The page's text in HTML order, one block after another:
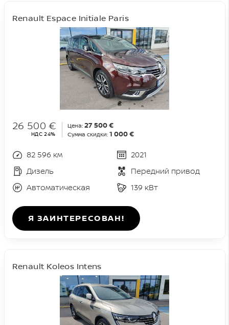
Renault Espace Initiale Paris
26 500 €
НДС 24%
Цена: 27 500 €
Сумма скидки: 1 000 €
82 596 км
2021
Дизель
Передний привод
Автоматическая
139 кВт
Я ЗАИНТЕРЕСОВАН!
Renault Koleos Intens